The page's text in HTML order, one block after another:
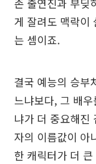
존 출연진과 부딪
게 잘려도 맥락이
는 셈이죠.
결국 예능의 승부
느냐보다, 그 배
냐가 더 중요해진
자의 이름값이 아
한 캐릭터가 더